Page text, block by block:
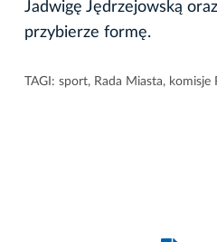
Jadwigę Jędrzejowską
przybierze formę.
TAGI: sport, Rada Miasta, komisje